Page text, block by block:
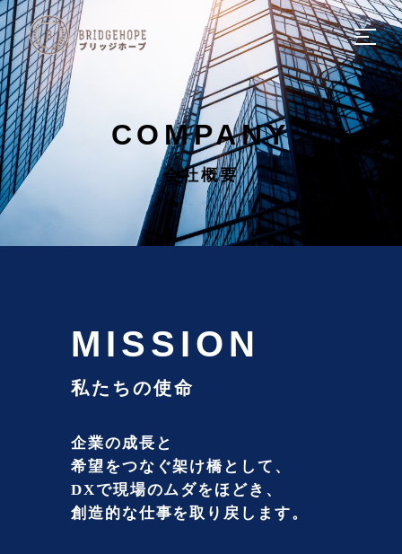
COMPANY
SERVICE
ソリューション
NEWS
新着情報
RECRUIT
採用情報
CONTACT
COMPANY
会社概要
MISSION
私たちの使命
企業の成長と
希望をつなぐ架け橋として、
DXで現場のムダをほどき、
創造的な仕事を取り戻します。